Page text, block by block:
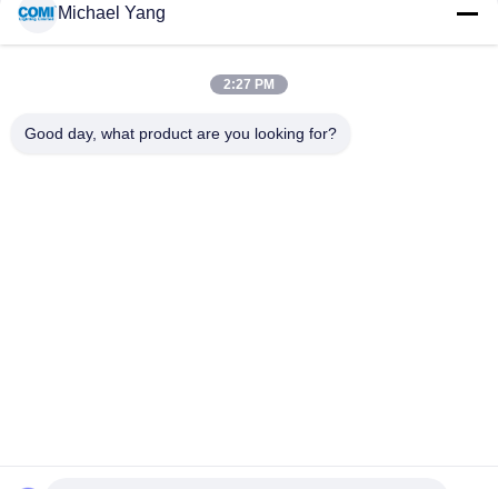
शीर्ष
Michael Yang
2:27 PM
Good day, what product are you looking for?